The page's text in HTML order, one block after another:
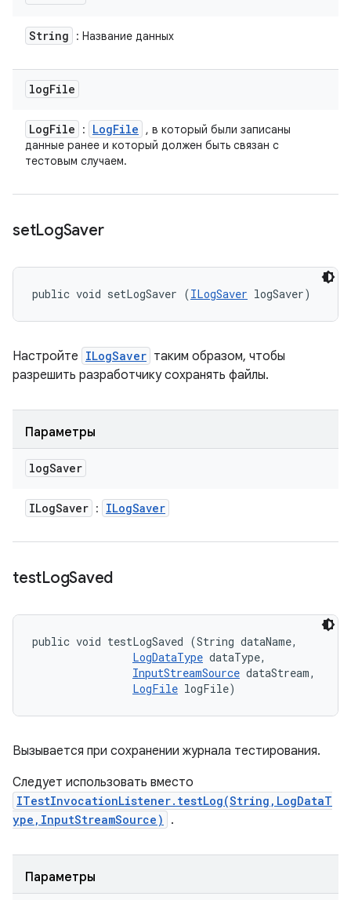
String : Название данных
logFile
LogFile : LogFile
, в который были записаны
данные ранее и который должен быть связан с
тестовым случаем.
setLogSaver
public void setLogSaver (ILogSaver logSaver)
Настройте ILogSaver таким образом, чтобы
разрешить разработчику сохранять файлы.
Параметры
logSaver
ILogSaver : ILogSaver
testLogSaved
public void testLogSaved (String dataName,
LogDataType dataType,
InputStreamSource dataStream,
LogFile logFile)
Вызывается при сохранении журнала тестирования.
Следует использовать вместо
ITestInvocationListener.testLog(String,LogDataT
ype,InputStreamSource)
.
Параметры